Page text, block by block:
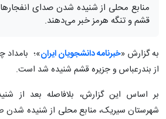
منابع محلی از شنیده شدن صدای
قشم و تنگه هرمز خبر می‌دهند.
به گزارش «خبرنامه دانشجویان ایران»؛ بامداد
از بندرعباس و جزیره قشم شنیده شد است.
بر اساس این گزارش، بلافاصله بعد از
شهرستان سیریک، منابع محلی از شنیده شدن